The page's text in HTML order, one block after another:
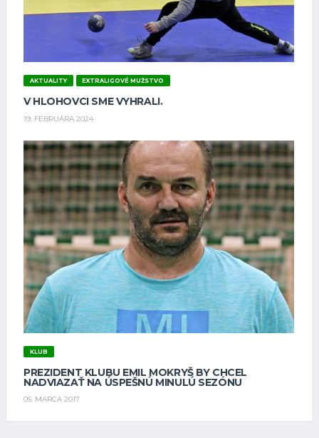
AKTUALITY EXTRALIGOVÉ MUŽSTVO
V HLOHOVCI SME VYHRALI.
19. FEBRUÁRA 2024
KLUB
PREZIDENT KLUBU EMIL MOKRYŠ BY CHCEL
NADVIAZAŤ NA ÚSPEŠNÚ MINULÚ SEZÓNU
05. MARCA 2017